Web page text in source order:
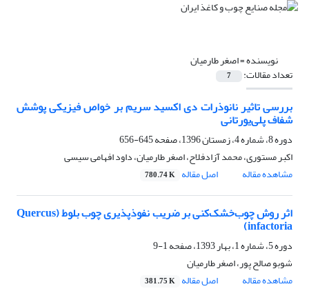
نویسنده =اصغر طارمیان
تعداد مقالات: 7
بررسی تاثیر نانوذرات دی اکسید سریم بر خواص فیزیکی پوشش
شفاف پلی‌یورتانی
دوره 8، شماره 4، زمستان 1396، صفحه
645-656
اکبر مستوری، محمد آزادفلاح، اصغر طارمیان، داود افهامی سیسی
مشاهده مقاله
اصل مقاله 780.74 K
اثر روش چوب‌خشک‌کنی بر ضریب نفوذپذیری چوب بلوط (Quercus
infactoria)
دوره 5، شماره 1، بهار 1393، صفحه
1-9
شوبو صالح پور، اصغر طارمیان
مشاهده مقاله
اصل مقاله 381.75 K